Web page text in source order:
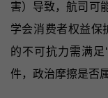
害）导致，航司可
学会消费者权益保
的不可抗力需满足
件，政治摩擦是否